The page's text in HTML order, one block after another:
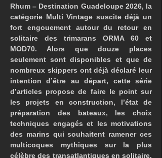
Rhum – Destination Guadeloupe 2026, la
catégorie Multi Vintage suscite déjà un
fort engouement autour du retour en
solitaire des trimarans ORMA 60 et
MOD70. Alors que douze places
seulement sont disponibles et que de
nombreux skippers ont déjà déclaré leur
intention d’être au départ, cette série
d’articles propose de faire le point sur
les projets en construction, l’état de
préparation des bateaux, les choix
techniques engagés et les motivations
des marins qui souhaitent ramener ces
multicoques mythiques sur la plus
célèbre des transatlantiques en solitaire,